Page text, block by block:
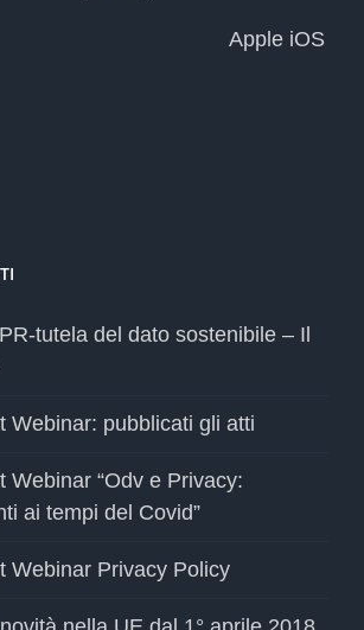
Apple iOS
tutela del dato sostenibile – Il
Webinar: pubblicati gli atti
Webinar “Odv e Privacy:
ai tempi del Covid”
Webinar Privacy Policy